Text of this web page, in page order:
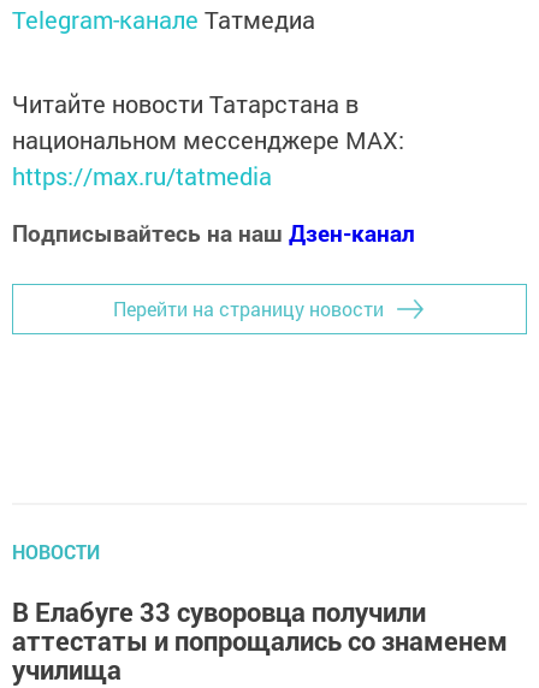
Telegram-канале Татмедиа
Читайте новости Татарстана в
национальном мессенджере MАХ:
https://max.ru/tatmedia
Подписывайтесь на наш Дзен-канал
Перейти на страницу новости
НОВОСТИ
В Елабуге 33 суворовца получили
аттестаты и попрощались со знаменем
училища